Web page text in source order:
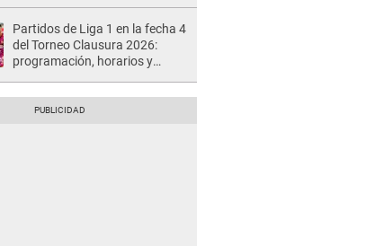
Partidos de Liga 1 en la fecha 4
del Torneo Clausura 2026:
programación, horarios y